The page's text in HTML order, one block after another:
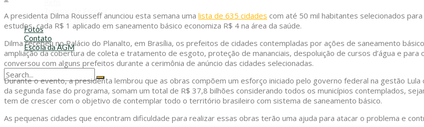
Transporte Escolar
Voluntariado
Fotos
Contato
Escola da AGM
Cursos da AGM
No Result
View All Result
A presidenta Dilma Rousseff anunciou esta semana uma lista de 635 cidades com até 50 mil habitantes selecionados
estudos, cada R$ 1 aplicado em saneamento básico economiza R$ 4 na área da saúde.
Dilma recebeu no Palácio do Planalto, em Brasília, os prefeitos de cidades contempladas por ações de saneamento
ampliação da cobertura de coleta e tratamento de esgoto, proteção de mananciais, despoluição de cursos d’água e
conversou com alguns prefeitos durante a cerimônia de anúncio das cidades selecionadas.
Durante o evento, a presidenta lembrou que as obras compõem um esforço iniciado pelo governo federal na gestão
da segunda fase do programa, somam um total de R$ 37,8 bilhões considerando todos os municípios contemplados,
tem de crescer com o objetivo de contemplar todo o território brasileiro com sistema de saneamento básico.
As pequenas cidades que encontram dificuldade para realizar essas obras terão uma ajuda para atacar o problema e